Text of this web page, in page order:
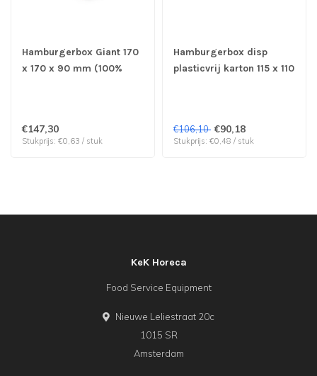
Hamburgerbox Giant 170
x 170 x 90 mm (100%
€147,30
Stukprijs: €0,63 / stuk
Hamburgerbox disp
plasticvrij karton 115 x 110
€106,10 €90,18
Stukprijs: €0,48 / stuk
KeK Horeca
Food Service Equipment
Nieuwe Leliestraat 20c
1015 SR
Amsterdam